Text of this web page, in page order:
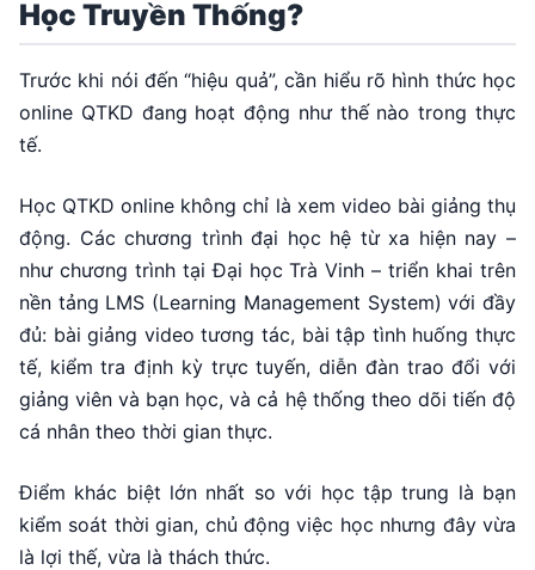
Học Truyền Thống?
Trước khi nói đến “hiệu quả”, cần hiểu rõ hình thức học
online QTKD đang hoạt động như thế nào trong thực
tế.
Học QTKD online không chỉ là xem video bài giảng thụ
động. Các chương trình đại học hệ từ xa hiện nay –
như chương trình tại Đại học Trà Vinh – triển khai trên
nền tảng LMS (Learning Management System) với đầy
đủ: bài giảng video tương tác, bài tập tình huống thực
tế, kiểm tra định kỳ trực tuyến, diễn đàn trao đổi với
giảng viên và bạn học, và cả hệ thống theo dõi tiến độ
cá nhân theo thời gian thực.
Điểm khác biệt lớn nhất so với học tập trung là bạn
kiểm soát thời gian, chủ động việc học nhưng đây vừa
là lợi thế, vừa là thách thức.